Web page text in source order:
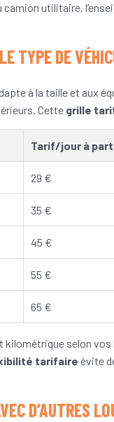
utilitaire,
TYPE DE
à la taille et aux
Cette grille
Tarif/jour à
29 €
35 €
45 €
55 €
65 €
selon
tarifaire évite
D’AUTRES